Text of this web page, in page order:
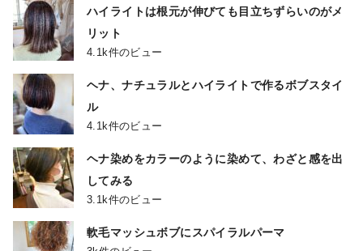
ハイライトは根元が伸びても目立ちずらいのがメ
リット
4.1k件のビュー
ヘナ、ナチュラルとハイライトで作るボブスタイ
ル
4.1k件のビュー
ヘナ染めをカラーのように染めて、わざと感を出
してみる
3.1k件のビュー
軟毛マッシュボブにスパイラルパーマ